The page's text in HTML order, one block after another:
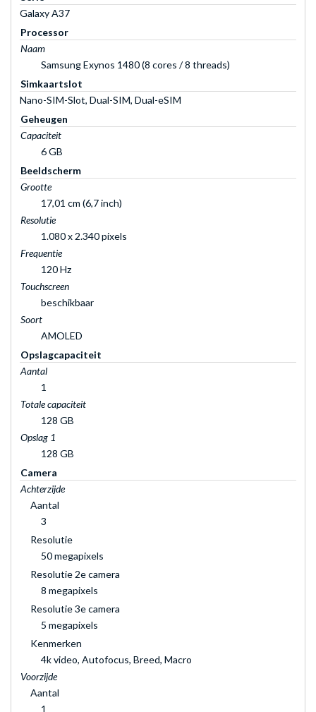
Galaxy A37
Processor
Naam
Samsung Exynos 1480 (8 cores / 8 threads)
Simkaartslot
Nano-SIM-Slot, Dual-SIM, Dual-eSIM
Geheugen
Capaciteit
6 GB
Beeldscherm
Grootte
17,01 cm (6,7 inch)
Resolutie
1.080 x 2.340 pixels
Frequentie
120 Hz
Touchscreen
beschikbaar
Soort
AMOLED
Opslagcapaciteit
Aantal
1
Totale capaciteit
128 GB
Opslag 1
128 GB
Camera
Achterzijde
Aantal
3
Resolutie
50 megapixels
Resolutie 2e camera
8 megapixels
Resolutie 3e camera
5 megapixels
Kenmerken
4k video, Autofocus, Breed, Macro
Voorzijde
Aantal
1